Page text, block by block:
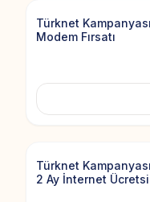
Türknet
Modem Fırsatı
Türknet
2 Ay İnternet